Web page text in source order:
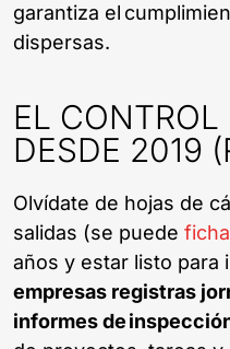
garantiza el
dispersas.
EL CONTROL
DESDE 2019
Olvídate de hojas de
salidas (se puede
años y estar listo para
empresas registras
informes de